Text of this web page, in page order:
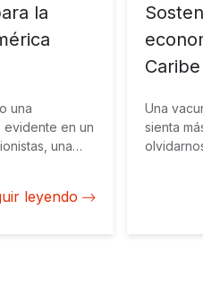
la
una
evidente en un
una
leyendo
Caribe
Una
sienta